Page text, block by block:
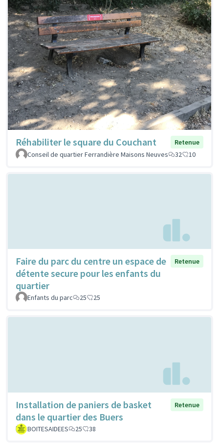
Réhabiliter le square du Couchant
Retenue
Conseil de quartier Ferrandière Maisons Neuves
32 10
Faire du parc du centre un espace de
détente secure pour les enfants du
quartier
Retenue
Enfants du parc 25 25
Installation de paniers de basket
dans le quartier des Buers
Retenue
BOITESAIDEES 25 38